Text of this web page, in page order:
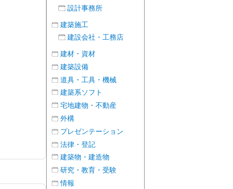
設計事務所
建築施工
建設会社・工務店
建材・資材
建築設備
道具・工具・機械
建築系ソフト
宅地建物・不動産
外構
プレゼンテーション
法律・登記
建築物・建造物
研究・教育・受験
情報